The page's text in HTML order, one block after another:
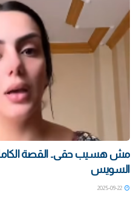
مش هسيب حقى.. القصة
السويس